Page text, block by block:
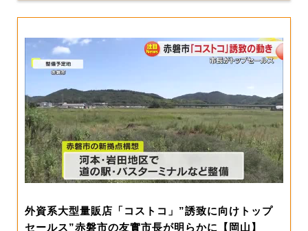
外資系大型量販店「コストコ」”誘致に向けトップ
セールス”赤磐市の友實市長が明らかに【岡山】